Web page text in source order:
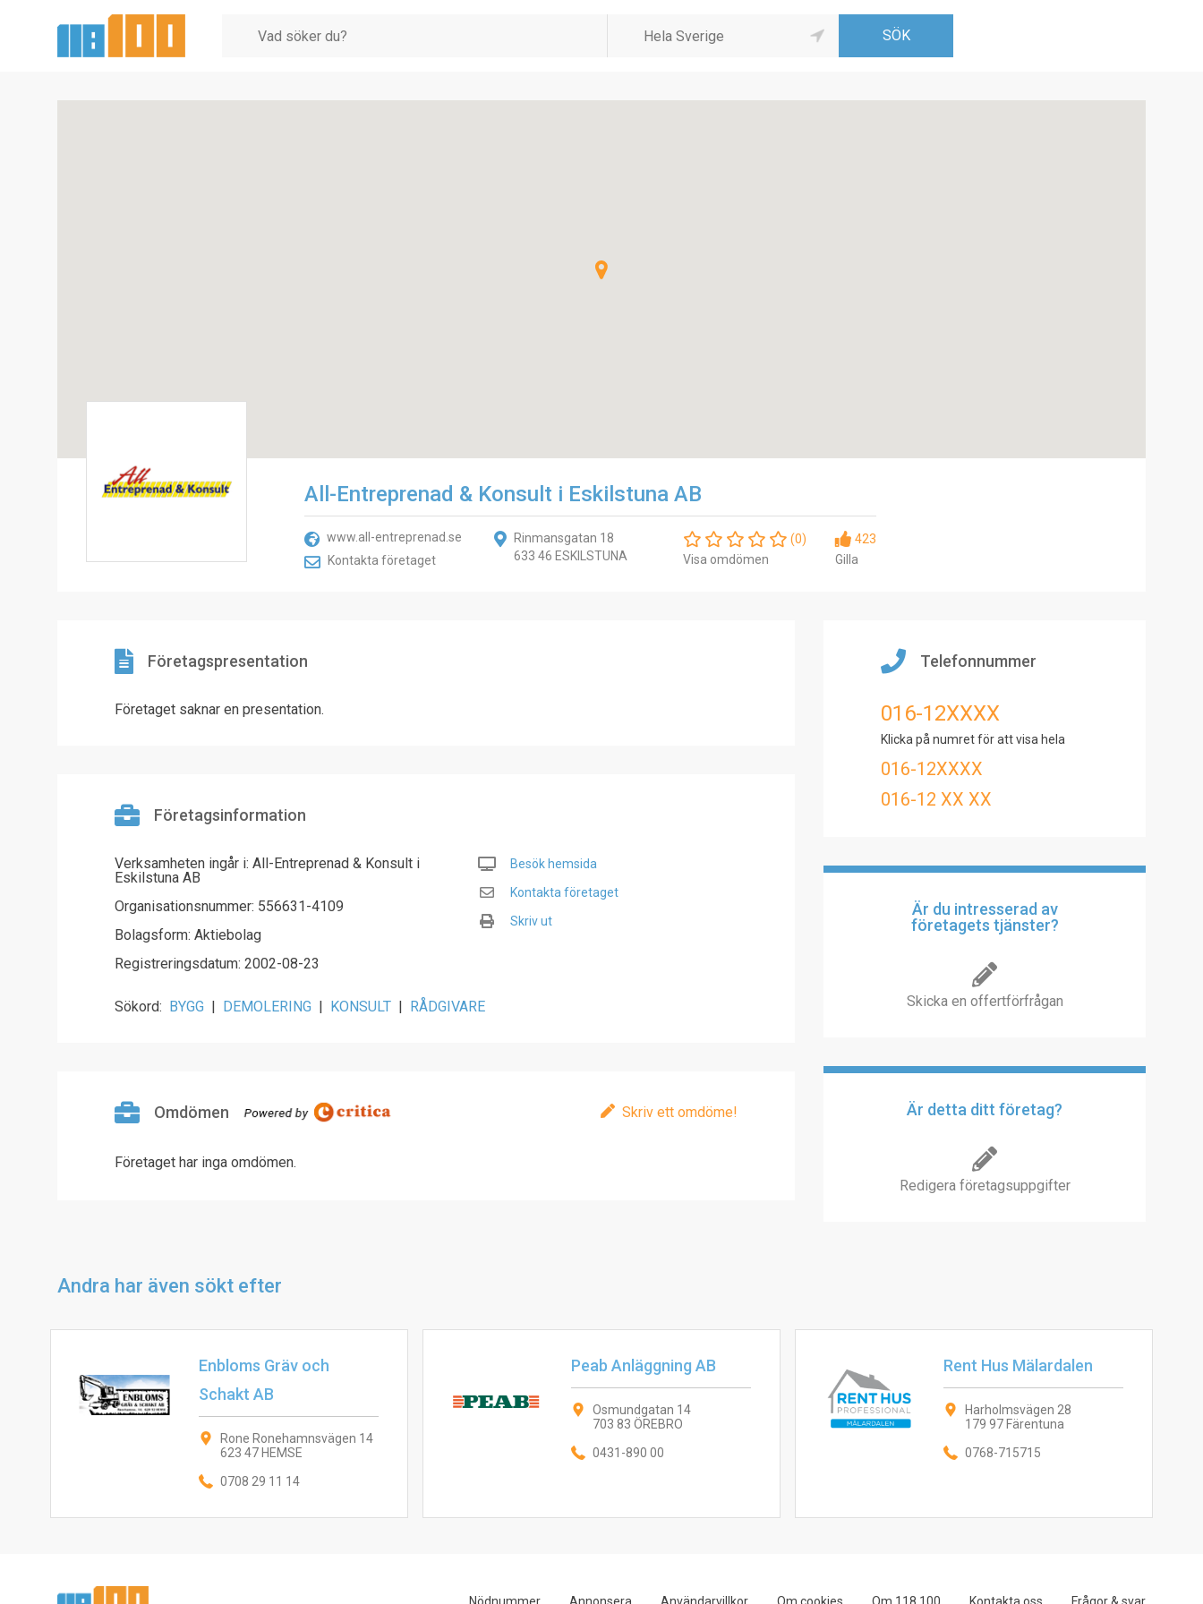
All-Entreprenad & Konsult i Eskilstuna AB
www.all-entreprenad.se
Kontakta företaget
Rinmansgatan 18
633 46 ESKILSTUNA
(0)
Visa omdömen
423
Gilla
Företagspresentation
Företaget saknar en presentation.
Företagsinformation
Verksamheten ingår i: All-Entreprenad & Konsult i
Eskilstuna AB
Organisationsnummer: 556631-4109
Bolagsform: Aktiebolag
Registreringsdatum: 2002-08-23
Besök hemsida
Kontakta företaget
Skriv ut
Sökord: BYGG | DEMOLERING | KONSULT | RÅDGIVARE
Omdömen Skriv ett omdöme!
Företaget har inga omdömen.
Telefonnummer
016-12XXXX
Klicka på numret för att visa hela
016-12XXXX
016-12 XX XX
Är du intresserad av
företagets tjänster?
Skicka en offertförfrågan
Är detta ditt företag?
Redigera företagsuppgifter
Andra har även sökt efter
Enbloms Gräv och
Schakt AB
Rone Ronehamnsvägen 14
623 47 HEMSE
0708 29 11 14
Peab Anläggning AB
Osmundgatan 14
703 83 ÖREBRO
0431-890 00
Rent Hus Mälardalen
Harholmsvägen 28
179 97 Färentuna
0768-715715